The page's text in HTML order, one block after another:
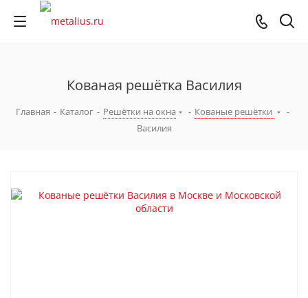
Кованая решётка Василия
Главная - Каталог - Решётки на окна - Кованые решётки
-
Василия